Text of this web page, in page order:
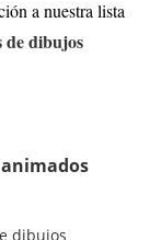
a nuestra lista
de dibujos